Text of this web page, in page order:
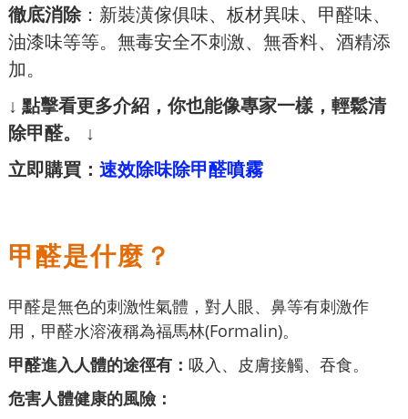
徹底消除：新裝潢傢俱味、板材異味、甲醛味、
油漆味等等。無毒安全不刺激、無香料、酒精添
加。
↓ 點擊看更多介紹，你也能像專家一樣，輕鬆清
除甲醛。
↓
立即購買： 速效除味除甲醛噴霧
甲醛是什麼？
甲醛是無色的刺激性氣體，對人眼、鼻等有刺激作
用，甲醛水溶液稱為福馬林(Formalin)。
甲醛進入人體的途徑有： 吸入、皮膚接觸、吞食。
危害人體健康的風險：